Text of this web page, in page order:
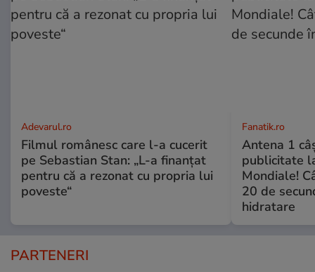
Adevarul.ro
Filmul românesc care l-a cucerit
pe Sebastian Stan: „L-a finanțat
pentru că a rezonat cu propria lui
poveste“
Fanatik.ro
Antena 1
publicitate
Mondiale!
20 de
hidratare
PARTENERI